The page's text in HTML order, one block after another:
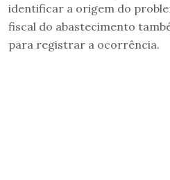
identificar a origem do
fiscal do abastecimento
para registrar a ocorrência.